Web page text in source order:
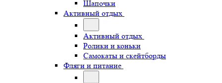
Шапочки
Активный отдых
Активный отдых
Ролики и коньки
Самокаты и скейтборды
Фляги и питание